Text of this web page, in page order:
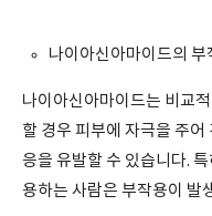
나이아신아마이드의 부
나이아신아마이드는 비교
할 경우 피부에 자극을 주
응을 유발할 수 있습니다.
용하는 사람은 부작용이 발